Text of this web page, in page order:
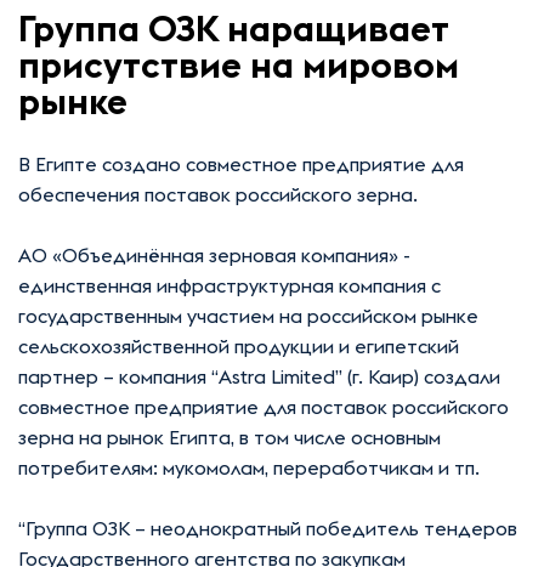
Группа ОЗК наращивает
присутствие на мировом
рынке
В Египте создано совместное предприятие для
обеспечения поставок российского зерна.
АО «Объединённая зерновая компания» -
единственная инфраструктурная компания с
государственным участием на российском рынке
сельскохозяйственной продукции и египетский
партнер – компания “Astra Limited” (г. Каир) создали
совместное предприятие для поставок российского
зерна на рынок Египта, в том числе основным
потребителям: мукомолам, переработчикам и тп.
“Группа ОЗК – неоднократный победитель тендеров
Государственного агентства по закупкам